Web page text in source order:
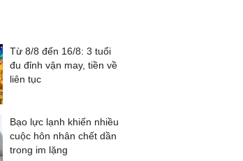
Từ 8/8 đến 16/8: 3 tuổi
đu đỉnh vận may, tiền về
liên tục
Bạo lực lạnh khiến nhiều
cuộc hôn nhân chết dần
trong im lặng